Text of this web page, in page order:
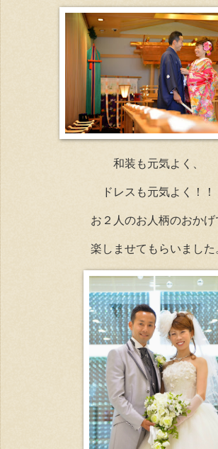
和装も元気よく、
ドレスも元気よく！！
お２人のお人柄のおかげ
楽しませてもらいました